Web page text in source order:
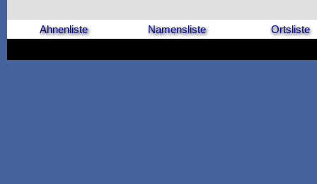
Ahnenliste Namensliste Ortsliste